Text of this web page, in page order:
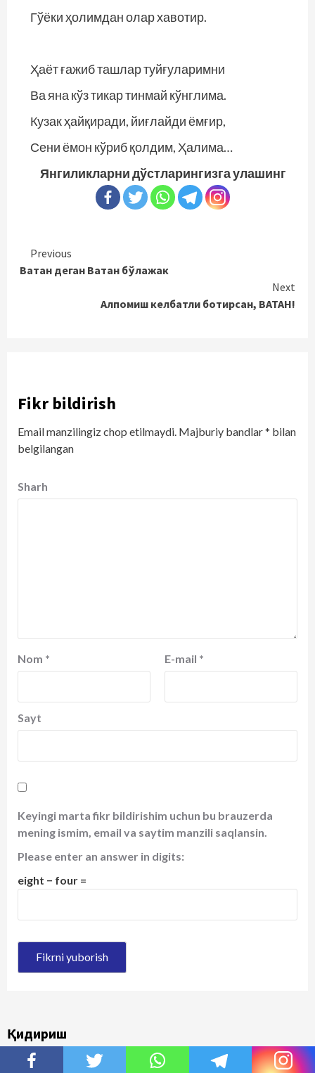
Гўёки ҳолимдан олар хавотир.
Ҳаёт ғажиб ташлар туйғуларимни
Ва яна кўз тикар тинмай кўнглима.
Кузак ҳайқиради, йиғлайди ёмғир,
Сени ёмон кўриб қолдим, Ҳалима…
Янгиликларни дўстларингизга улашинг
Continue
Reading
Previous
Ватан деган Ватан бўлажак
Next
Алпомиш келбатли ботирсан, ВАТАН!
Fikr bildirish
Email manzilingiz chop etilmaydi. Majburiy bandlar* bilan
belgilangan
Sharh
Nom * E-mail *
Sayt
Keyingi marta fikr bildirishim uchun bu brauzerda
mening ismim, email va saytim manzili saqlansin.
Please enter an answer in digits:
eight − four =
Қидириш
Qidirshish: